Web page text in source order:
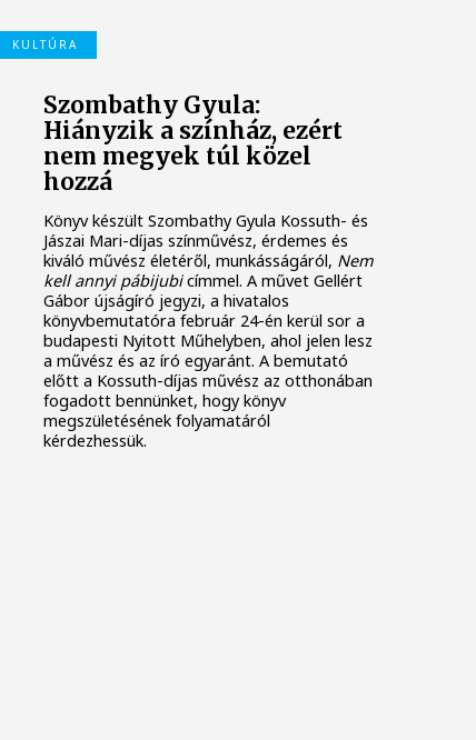
KULTÚRA
Szombathy Gyula:
Hiányzik a színház, ezért
nem megyek túl közel
hozzá
Könyv készült Szombathy Gyula Kossuth- és
Jászai Mari-díjas színművész, érdemes és
kiváló művész életéről, munkásságáról, Nem
kell annyi pábijubicímmel. A művet Gellért
Gábor újságíró jegyzi, a hivatalos
könyvbemutatóra február 24-én kerül sor a
budapesti Nyitott Műhelyben, ahol jelen lesz
a művész és az író egyaránt. A bemutató
előtt a Kossuth-díjas művész az otthonában
fogadott bennünket, hogy könyv
megszületésének folyamatáról
kérdezhessük.